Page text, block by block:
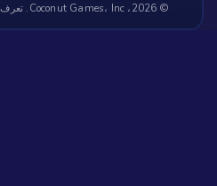
© 2026، Coconut Games، Inc. تعرف على Coconut "Coconut Games": جنتك لأفضل الألعاب المجانية عبر الإنترنت